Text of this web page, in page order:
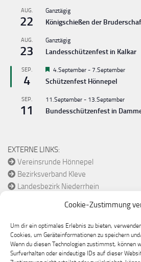
Cookie-Zustimmung
Um dir ein optimales Erlebnis zu bieten,
Cookies, um Geräteinformationen zu speichern
Wenn du diesen Technologien zustimmst, können
Surfverhalten oder eindeutige IDs auf dieser
AUG.
22
Ganztägig
Königschießen der
AUG.
23
Ganztägig
Landesschützenfest in Kalkar
SEP.
4
Hervorgehoben
4.September - 7.September
Schützenfest Hönnepel
SEP.
11
11.September - 13.September
Bundesschützenfest in
EXTERNE LINKS:
Vereinsrunde Hönnepel
Bezirksverband Kleve
Landesbezirk Niederrhein